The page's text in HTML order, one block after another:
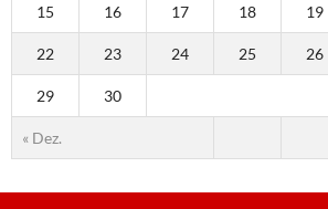
« Dez.
15 16 17 18 19
22 23 24 25 26
29 30